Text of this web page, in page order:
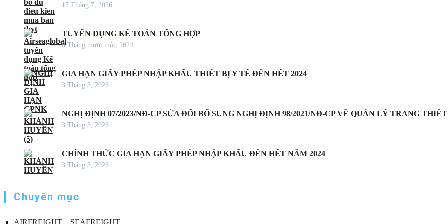
17 Tháng 7, 2026
TUYỂN DỤNG KẾ TOÁN TỔNG HỢP
6 Tháng mười một, 2024
GIA HẠN GIẤY PHÉP NHẬP KHẨU THIẾT BỊ Y TẾ ĐẾN HẾT 2024
3 Tháng 3, 2023
NGHỊ ĐỊNH 07/2023/NĐ-CP SỬA ĐỔI BỔ SUNG NGHỊ ĐỊNH 98/2021/NĐ-CP VỀ QUẢN LÝ TRANG
3 Tháng 3, 2023
CHÍNH THỨC GIA HẠN GIẤY PHÉP NHẬP KHẨU ĐẾN HẾT NĂM 2024
3 Tháng 3, 2023
Chuyên mục
AIRFREIGHT – SEAFREIGHT